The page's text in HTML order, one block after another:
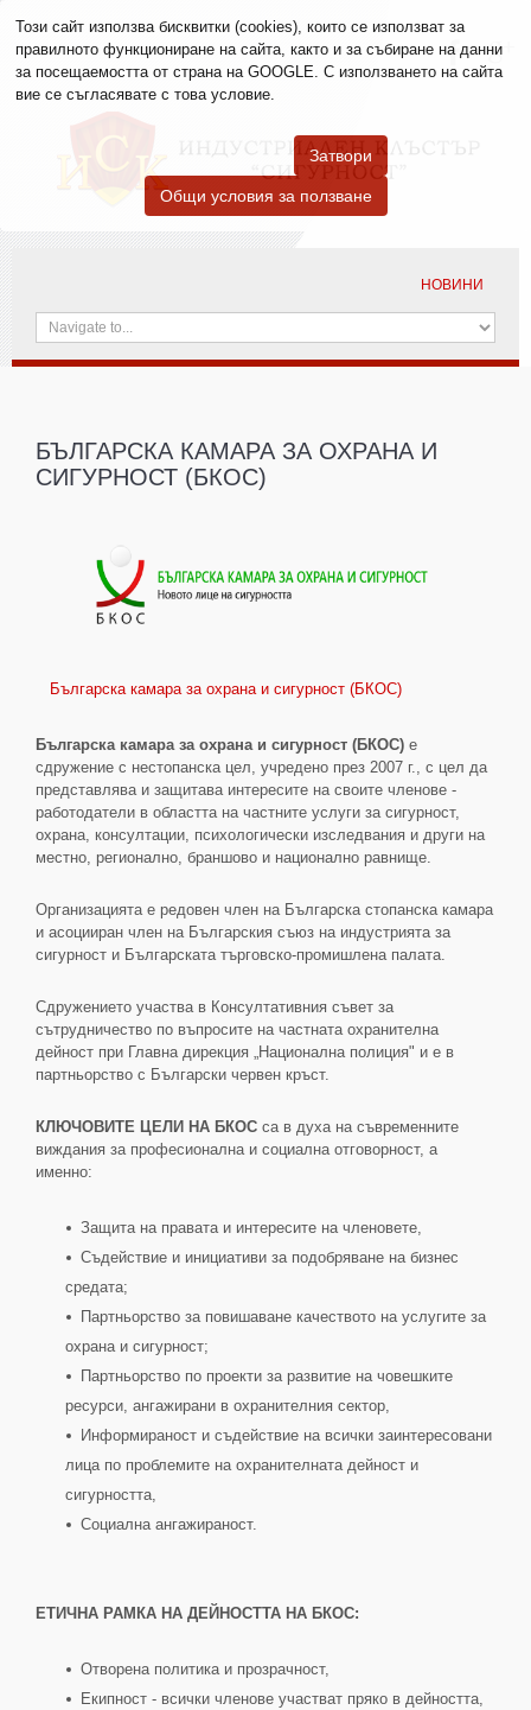
Този сайт използва бисквитки (cookies), които се използват за
правилното функциониране на сайта, както и за събиране на данни
за посещаемостта от страна на GOOGLE. С използването на сайта
вие се съгласявате с това условие.
Затвори
Общи условия за ползване
НОВИНИ
БЪЛГАРСКА КАМАРА ЗА ОХРАНА И
СИГУРНОСТ (БКОС)
Българска камара за охрана и сигурност (БКОС)
Българска камара за охрана и сигурност (БКОС) е
сдружение с нестопанска цел, учредено през 2007 г., с цел да
представлява и защитава интересите на своите членове -
работодатели в областта на частните услуги за сигурност,
охрана, консултации, психологически изследвания и други на
местно, регионално, браншово и национално равнище.
Организацията е редовен член на Българска стопанска камара
и асоцииран член на Българския съюз на индустрията за
сигурност и Българската търговско-промишлена палата.
Сдружението участва в Консултативния съвет за
сътрудничество по въпросите на частната охранителна
дейност при Главна дирекция „Национална полиция" и е в
партньорство с Български червен кръст.
КЛЮЧОВИТЕ ЦЕЛИ НА БКОС са в духа на съвременните
виждания за професионална и социална отговорност, а
именно:
Защита на правата и интересите на членовете,
Съдействие и инициативи за подобряване на бизнес
средата;
Партньорство за повишаване качеството на услугите за
охрана и сигурност;
Партньорство по проекти за развитие на човешките
ресурси, ангажирани в охранителния сектор,
Информираност и съдействие на всички заинтересовани
лица по проблемите на охранителната дейност и
сигурността,
Социална ангажираност.
ЕТИЧНА РАМКА НА ДЕЙНОСТТА НА БКОС:
Отворена политика и прозрачност,
Екипност - всички членове участват пряко в дейността,